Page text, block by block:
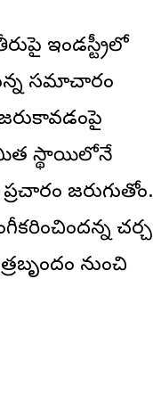
ఇండస్ట్రీలో
సమాచారం
స్థాయిలోనే
జరుగుతోంది.
చర్చ
నుంచి